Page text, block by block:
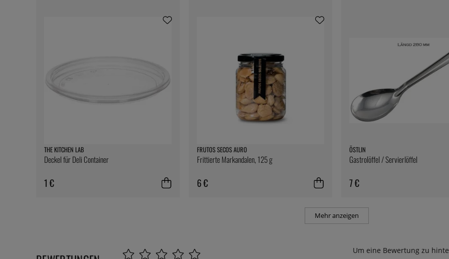
THE KITCHEN LAB
Deckel für Deli Container
1 €
FRUTOS SECOS AURO
Frittierte Markandalen, 125 g
6 €
ÖSTLIN
Gastrolöffel / Servierlöffel
7 €
Mehr anzeigen
Um eine Bewertung zu